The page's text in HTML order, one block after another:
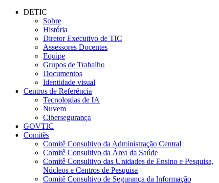
Conteúdo principal
DETIC
Sobre
História
Diretor Executivo de TIC
Assessores Docentes
Equipe
Grupos de Trabalho
Documentos
Identidade visual
Centros de Referência
Tecnologias de IA
Nuvem
Cibersegurança
GOVTIC
Comitês
Comitê Consultivo da Administração Central
Comitê Consultivo da Área da Saúde
Comitê Consultivo das Unidades de Ensino e Pesquisa,
Núcleos e Centros de Pesquisa
Comitê Consultivo de Segurança da Informação